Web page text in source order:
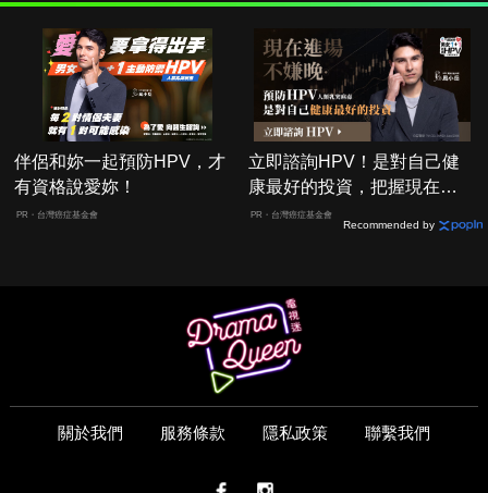
伴侶和妳一起預防HPV，才
有資格說愛妳！
PR・台灣癌症基金會
立即諮詢HPV！是對自己健
康最好的投資，把握現在不
嫌晚！
PR・台灣癌症基金會
Recommended by
關於我們 服務條款 隱私政策 聯繫我們